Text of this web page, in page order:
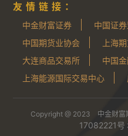
友情链接：
中金财富证券
中国证
中国期货业协会
上海
大连商品交易所
中国
上海能源国际交易中心
Copyright @ 2023 中金财富
17082221号